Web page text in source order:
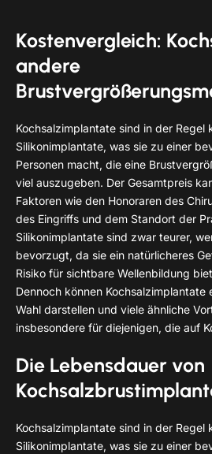
Kostenvergleich:
andere
Kochsalzimplantate sind in der Regel
Silikonimplantate, was sie zu einer
Personen macht, die eine
viel auszugeben. Der Gesamtpreis
Faktoren wie den Honoraren des
des Eingriffs und dem Standort der
Silikonimplantate sind zwar teurer,
bevorzugt, da sie ein natürlicheres
Risiko für sichtbare Wellenbildung
Dennoch können Kochsalzimplantate
Wahl darstellen und viele ähnliche
insbesondere für diejenigen, die auf
Die Lebensdauer von
Kochsalzimplantate sind in der Regel
Silikonimplantate, was sie zu einer